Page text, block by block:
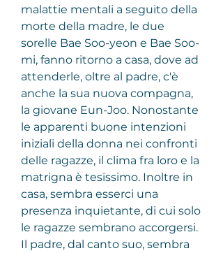
malattie mentali a seguito della
morte della madre, le due
sorelle Bae Soo-yeon e Bae Soo-
mi, fanno ritorno a casa, dove ad
attenderle, oltre al padre, c'è
anche la sua nuova compagna,
la giovane Eun-Joo. Nonostante
le apparenti buone intenzioni
iniziali della donna nei confronti
delle ragazze, il clima fra loro e la
matrigna è tesissimo. Inoltre in
casa, sembra esserci una
presenza inquietante, di cui solo
le ragazze sembrano accorgersi.
Il padre, dal canto suo, sembra